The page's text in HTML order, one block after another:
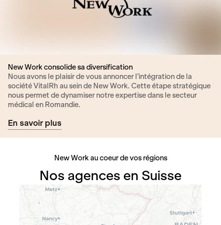
New Work consolide sa diversification
Nous avons le plaisir de vous annoncer l’intégration de la
société VitalRh au sein de New Work. Cette étape stratégique
nous permet de dynamiser notre expertise dans le secteur
médical en Romandie.
En savoir plus
New Work au coeur de vos régions
Nos agences en Suisse